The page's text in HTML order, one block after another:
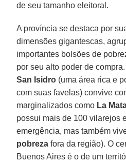
de seu tamanho eleitoral.
A província se destaca por
dimensões gigantescas,
importantes bolsões de
por seu alto poder de
San Isidro (uma área rica e
com suas favelas) convive
marginalizados como La
possui mais de 100 vilarejos
emergência, mas também
pobreza fora da região). O
Buenos Aires é o de um